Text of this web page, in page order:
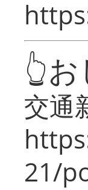
👆
交通
21/